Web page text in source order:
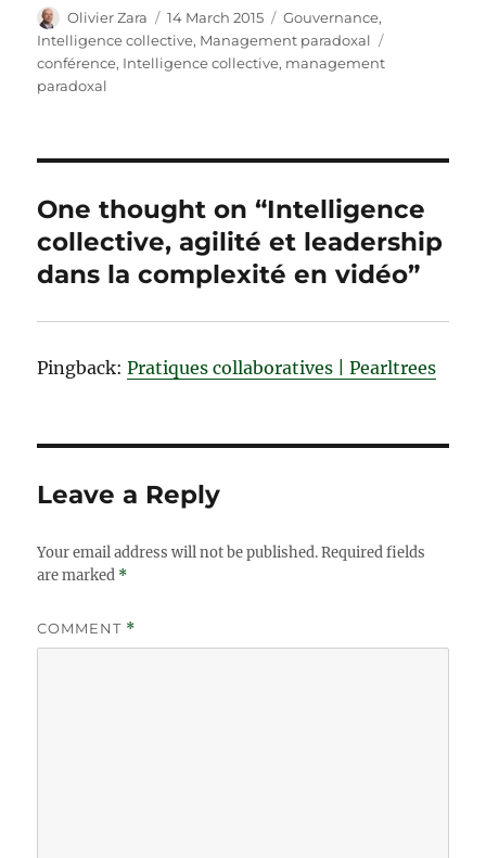
Author
Olivier Zara
Posted
on
14 March 2015 Categories
Gouvernance,
Intelligence collective, Management paradoxal
conférence, Intelligence collective, management
paradoxal
One thought on “Intelligence
collective, agilité et leadership
dans la complexité en vidéo”
Pingback:Pratiques collaboratives | Pearltrees
Leave a Reply
Your email address will not be published. Required fields
are marked *
COMMENT *